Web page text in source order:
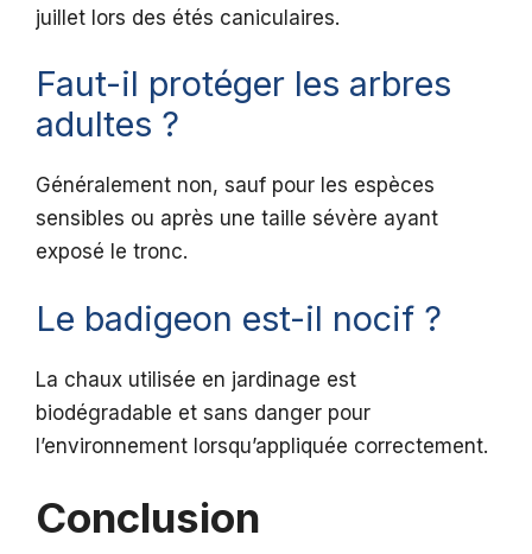
juillet lors des étés caniculaires.
Faut-il protéger les arbres
adultes ?
Généralement non, sauf pour les espèces
sensibles ou après une taille sévère ayant
exposé le tronc.
Le badigeon est-il nocif ?
La chaux utilisée en jardinage est
biodégradable et sans danger pour
l’environnement lorsqu’appliquée correctement.
Conclusion